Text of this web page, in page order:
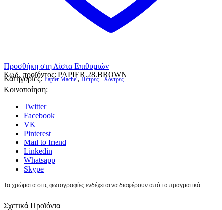
Προσθήκη στη Λίστα Επιθυμιών
Κωδ. προϊόντος: PAPIER.28.BROWN
Κατηγορίες:Papier Mache',Πέτρες - Χάντρες
Κοινοποίηση:
Twitter
Facebook
VK
Pinterest
Mail to friend
Linkedin
Whatsapp
Skype
Τα χρώματα στις φωτογραφίες ενδέχεται να διαφέρουν από τα πραγματικά.
Σχετικά Προϊόντα